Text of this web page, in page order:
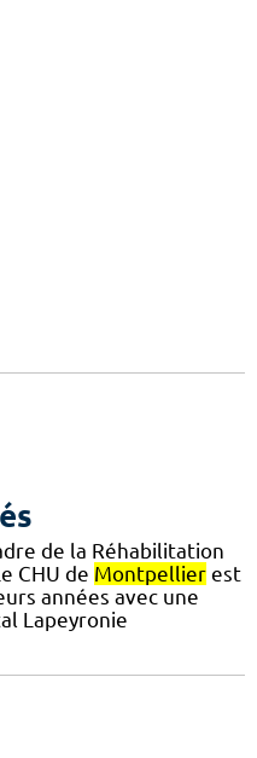
de la Réhabilitation
CHU de Montpellier est
années avec une
Lapeyronie